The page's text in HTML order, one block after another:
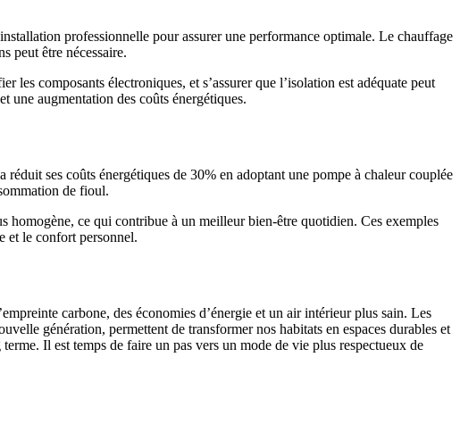
professionnelle pour assurer une performance optimale. Le chauffage
peut être nécessaire.
composants électroniques, et s’assurer que l’isolation est adéquate peut
une augmentation des coûts énergétiques.
ses coûts énergétiques de 30% en adoptant une pompe à chaleur couplée
de fioul.
homogène, ce qui contribue à un meilleur bien-être quotidien. Ces exemples
et le confort personnel.
carbone, des économies d’énergie et un air intérieur plus sain. Les
génération, permettent de transformer nos habitats en espaces durables et
Il est temps de faire un pas vers un mode de vie plus respectueux de